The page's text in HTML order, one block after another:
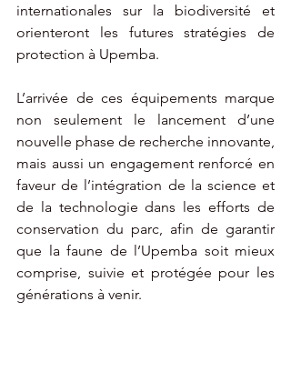
internationales sur la biodiversité et
orienteront les futures stratégies de
protection à Upemba.
L’arrivée de ces équipements marque
non seulement le lancement d’une
nouvelle phase de recherche innovante,
mais aussi un engagement renforcé en
faveur de l’intégration de la science et
de la technologie dans les efforts de
conservation du parc, afin de garantir
que la faune de l’Upemba soit mieux
comprise, suivie et protégée pour les
générations à venir.